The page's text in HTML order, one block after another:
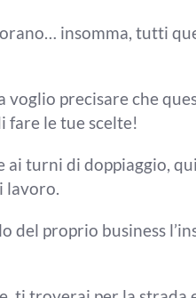
insomma, tutti
voglio precisare che
fare le tue scelte!
ai turni di doppiaggio,
lavoro.
del proprio business